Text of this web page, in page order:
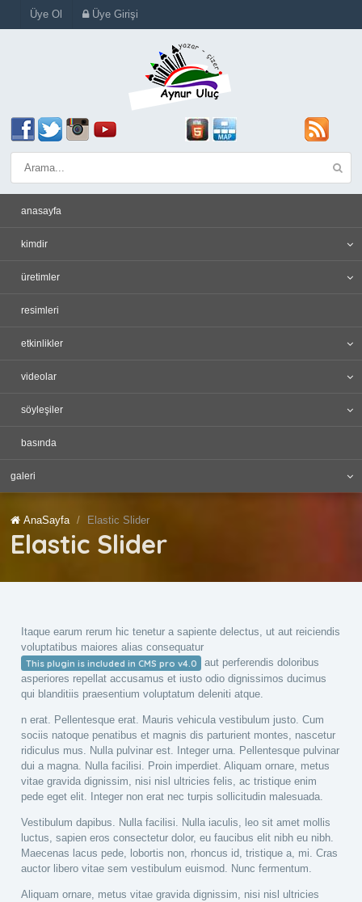
Üye Ol Üye Girişi
anasayfa
kimdir
üretimler
resimleri
etkinlikler
videolar
söyleşiler
basında
galeri
AnaSayfa Elastic Slider
Elastic Slider
Itaque earum rerum hic tenetur a sapiente delectus, ut aut reiciendis
voluptatibus maiores alias consequatur
This plugin is included in CMS pro v4.0
aut perferendis doloribus
asperiores repellat accusamus et iusto odio dignissimos ducimus
qui blanditiis praesentium voluptatum deleniti atque.
n erat. Pellentesque erat. Mauris vehicula vestibulum justo. Cum
sociis natoque penatibus et magnis dis parturient montes, nascetur
ridiculus mus. Nulla pulvinar est. Integer urna. Pellentesque pulvinar
dui a magna. Nulla facilisi. Proin imperdiet. Aliquam ornare, metus
vitae gravida dignissim, nisi nisl ultricies felis, ac tristique enim
pede eget elit. Integer non erat nec turpis sollicitudin malesuada.
Vestibulum dapibus. Nulla facilisi. Nulla iaculis, leo sit amet mollis
luctus, sapien eros consectetur dolor, eu faucibus elit nibh eu nibh.
Maecenas lacus pede, lobortis non, rhoncus id, tristique a, mi. Cras
auctor libero vitae sem vestibulum euismod. Nunc fermentum.
Aliquam ornare, metus vitae gravida dignissim, nisi nisl ultricies